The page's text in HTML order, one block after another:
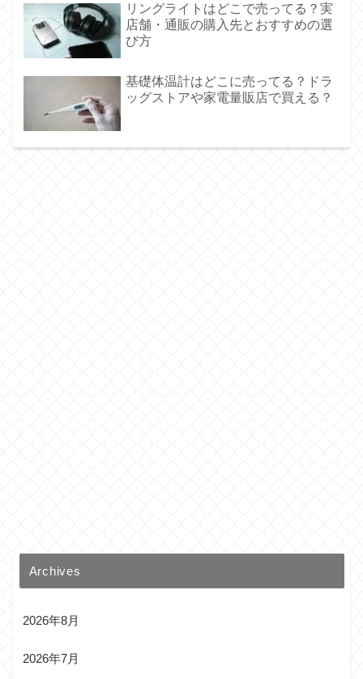
リングライトはどこで売ってる？実
店舗・通販の購入先とおすすめの選
び方
基礎体温計はどこに売ってる？ドラ
ッグストアや家電量販店で買える？
Archives
2026年8月
2026年7月